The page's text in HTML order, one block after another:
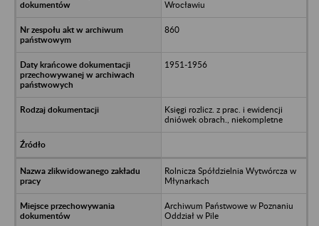
Wrocławiu
860
1951-1956
Księgi rozlicz. z prac. i ewidencji
dniówek obrach., niekompletne
Rolnicza Spółdzielnia Wytwórcza w
Młynarkach
Archiwum Państwowe w Poznaniu
Oddział w Pile